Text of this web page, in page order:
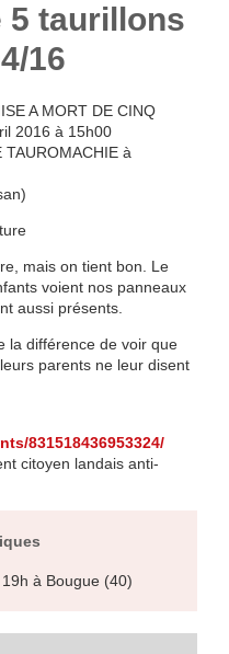
5 taurillons
16
A MORT DE CINQ
2016 à 15h00
TAUROMACHIE à
mais on tient bon. Le
voient nos panneaux
aussi présents.
la différence de voir que
parents ne leur disent
831518436953324/
citoyen landais anti-
à Bougue (40)